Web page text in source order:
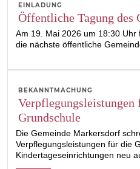
EINLADUNG
Öffentliche Tagung des
Am 19. Mai 2026 um 18:30
die nächste öffentliche
BEKANNTMACHUNG
Grundschule
Die Gemeinde Markersdorf
Verpflegungsleistungen für die
Kindertageseinrichtungen neu